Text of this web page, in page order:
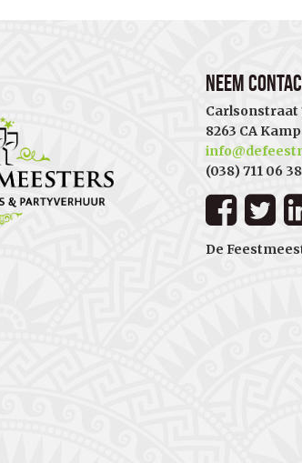
Neem
Carlsonstraat
8263 CA
(038) 711 06 38
De